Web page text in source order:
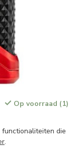
Op voorraad (1)
die
.